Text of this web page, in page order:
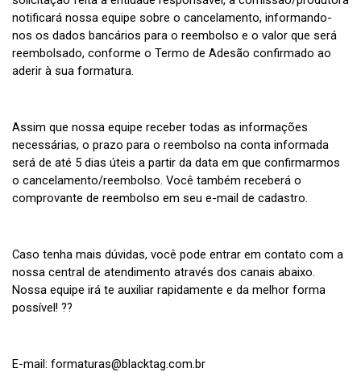
notificará nossa equipe sobre o cancelamento, informando-
nos os dados bancários para o reembolso e o valor que será
reembolsado, conforme o Termo de Adesão confirmado ao
aderir à sua formatura.
Assim que nossa equipe receber todas as informações
necessárias, o prazo para o reembolso na conta informada
será de até 5 dias úteis a partir da data em que confirmarmos
o cancelamento/reembolso. Você também receberá o
comprovante de reembolso em seu e-mail de cadastro.
Caso tenha mais dúvidas, você pode entrar em contato com a
nossa central de atendimento através dos canais abaixo.
Nossa equipe irá te auxiliar rapidamente e da melhor forma
possível! ??
E-mail: formaturas@blacktag.com.br